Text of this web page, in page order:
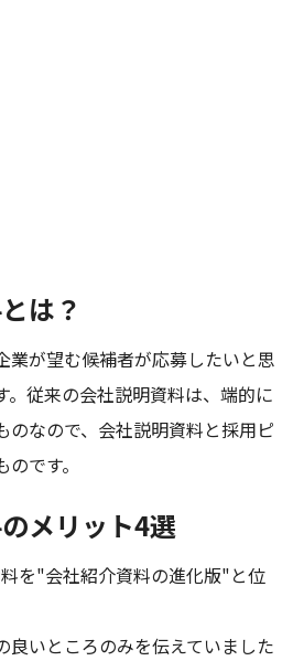
は？
業が望む候補者が応募したいと思
。従来の会社説明資料は、端的に
のなので、会社説明資料と採用ピ
です。
メリット4選
を"会社紹介資料の進化版"と位
良いところのみを伝えていました